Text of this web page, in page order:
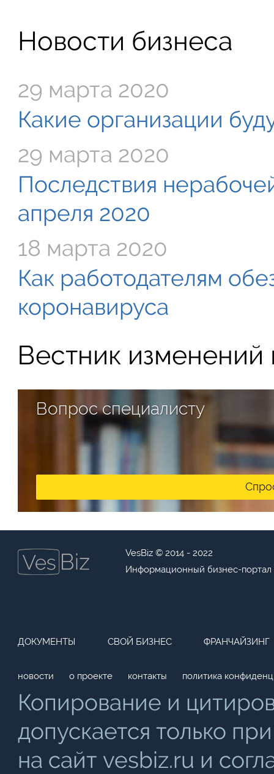
Новости бизнеса
29 марта 2020
Какие организации
29 марта 2020
Последствия
апреля 2020
18 марта 2020
Как работодателям
коронавируса
Вестник изменений
Вопрос специалисту
VesBiz © 2014 - 2022
Информационный бизнес-портал
ДОКУМЕНТЫ СВОЙ БИЗНЕС ФРАНЧАЙЗИНГ
новости о проекте контакты политика
Копирование и
допускается только
на сайт vesbiz.ru и